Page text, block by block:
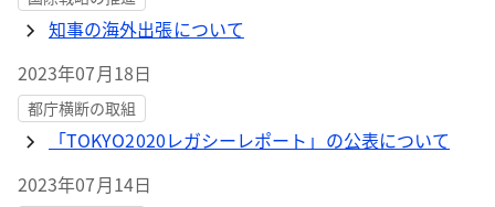
知事の海外出張について
2023年07月18日
都庁横断の取組
「TOKYO2020レガシーレポート」の公表について
2023年07月14日